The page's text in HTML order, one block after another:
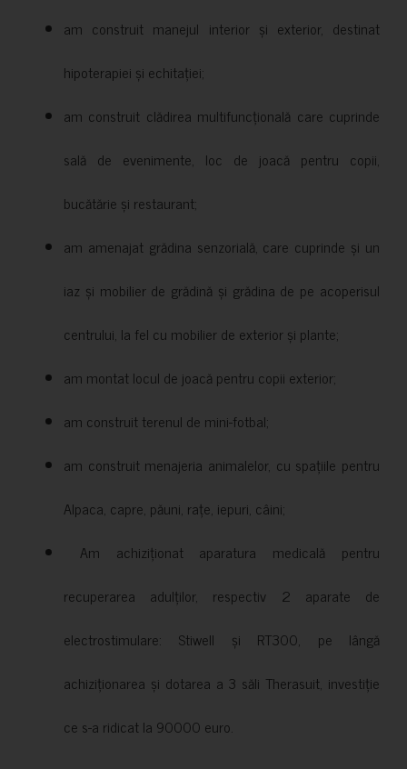
am construit manejul interior și exterior, destinat
hipoterapiei și echitației;
am construit clădirea multifuncțională care cuprinde
sală de evenimente, loc de joacă pentru copii,
bucătărie și restaurant;
am amenajat grădina senzorială, care cuprinde și un
iaz și mobilier de grădină și grădina de pe acoperisul
centrului, la fel cu mobilier de exterior și plante;
am montat locul de joacă pentru copii exterior;
am construit terenul de mini-fotbal;
am construit menajeria animalelor, cu spațiile pentru
Alpaca, capre, păuni, rațe, iepuri, câini;
Am achiziționat aparatura medicală pentru
recuperarea adulților, respectiv 2 aparate de
electrostimulare: Stiwell și RT300, pe lângă
achiziționarea și dotarea a 3 săli Therasuit, investiție
ce s-a ridicat la 90000 euro.